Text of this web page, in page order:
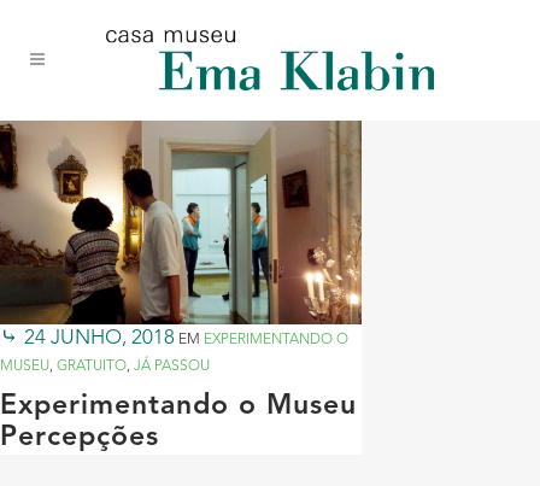
conteúdo
navegação
site
24 JUNHO, 2018 EM EXPERIMENTANDO O
MUSEU, GRATUITO, JÁ PASSOU
Experimentando o Museu
Percepções